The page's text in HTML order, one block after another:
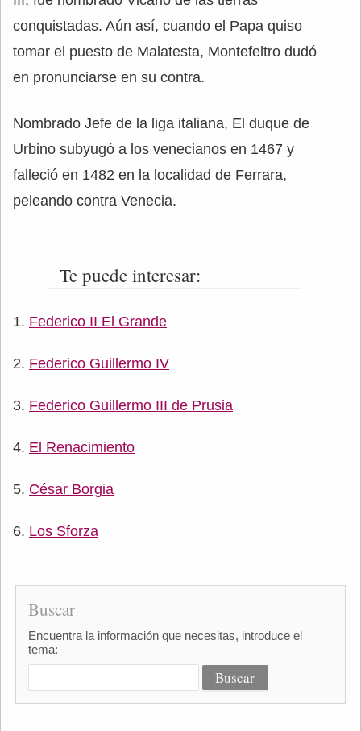
conquistadas. Aún así, cuando el Papa quiso
tomar el puesto de Malatesta, Montefeltro dudó
en pronunciarse en su contra.
Nombrado Jefe de la liga italiana, El duque de
Urbino subyugó a los venecianos en 1467 y
falleció en 1482 en la localidad de Ferrara,
peleando contra Venecia.
Te puede interesar:
Federico II El Grande
Federico Guillermo IV
Federico Guillermo III de Prusia
El Renacimiento
César Borgia
Los Sforza
Buscar
Encuentra la información que necesitas, introduce el
tema: